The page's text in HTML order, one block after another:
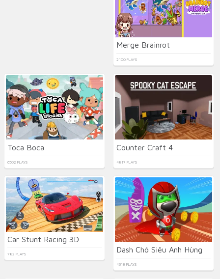
Merge Brainrot
2100 PLAYS
Toca Boca
6502 PLAYS
Counter Craft 4
4817 PLAYS
Car Stunt Racing 3D
782 PLAYS Dash Chó Siêu Anh Hùng
4318 PLAYS